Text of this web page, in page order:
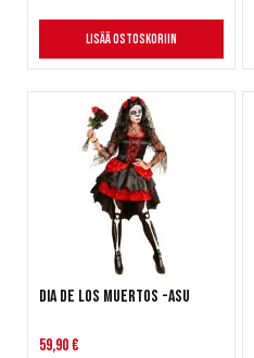
Lisää ostoskoriin
Dia De Los Muertos -asu
59,90 €